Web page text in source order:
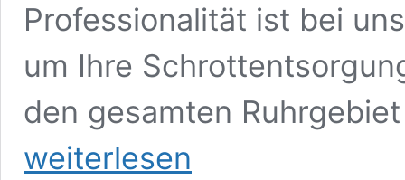
Professionalität ist bei
um Ihre
den gesamten
weiterlesen